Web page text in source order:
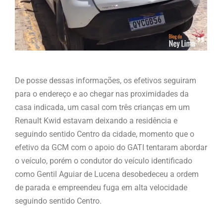
De posse dessas informações, os efetivos seguiram
para o endereço e ao chegar nas proximidades da
casa indicada, um casal com três crianças em um
Renault Kwid estavam deixando a residência e
seguindo sentido Centro da cidade, momento que o
efetivo da GCM com o apoio do GATI tentaram abordar
o veículo, porém o condutor do veículo identificado
como Gentil Aguiar de Lucena desobedeceu a ordem
de parada e empreendeu fuga em alta velocidade
seguindo sentido Centro.